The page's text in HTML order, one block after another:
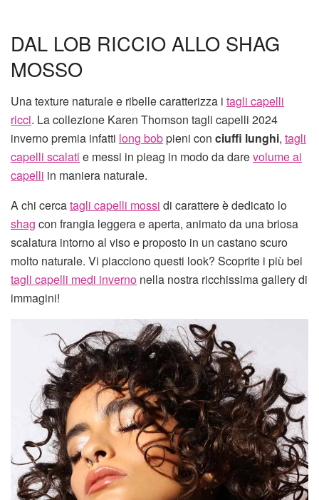
DAL LOB RICCIO ALLO SHAG
MOSSO
Una texture naturale e ribelle caratterizza i tagli capelli
ricci. La collezione Karen Thomson tagli capelli 2024
inverno premia infatti long bobpieni con ciuffi lunghi, tagli
capelli scalati e messi in pieag in modo da darevolume ai
capelli in maniera naturale.
A chi cercatagli capelli mossi di carattere è dedicato lo
shag con frangia leggera e aperta, animato da una briosa
scalatura intorno al viso e proposto in un castano scuro
molto naturale. Vi piacciono questi look? Scoprite i più bei
tagli capelli medi inverno nella nostra ricchissima gallery di
immagini!